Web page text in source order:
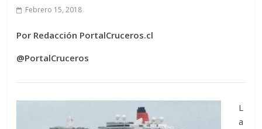
Febrero 15, 2018
Por Redacción PortalCruceros.cl
@PortalCruceros
L
a